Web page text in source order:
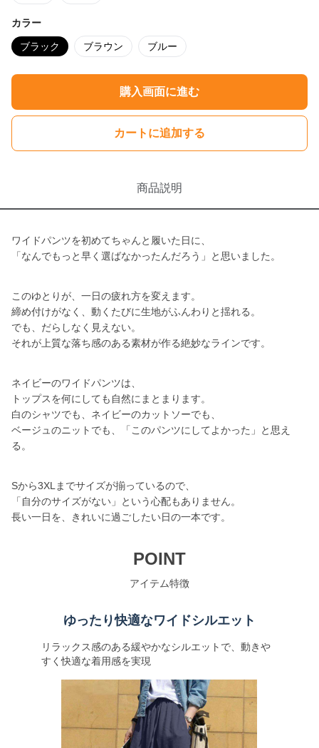
カラー
ブラック ブラウン ブルー
購入画面に進む
カートに追加する
商品説明
ワイドパンツを初めてちゃんと履いた日に、
「なんでもっと早く選ばなかったんだろう」と思いました。
このゆとりが、一日の疲れ方を変えます。
締め付けがなく、動くたびに生地がふんわりと揺れる。
でも、だらしなく見えない。
それが上質な落ち感のある素材が作る絶妙なラインです。
ネイビーのワイドパンツは、
トップスを何にしても自然にまとまります。
白のシャツでも、ネイビーのカットソーでも、
ベージュのニットでも、「このパンツにしてよかった」と思え
る。
Sから3XLまでサイズが揃っているので、
「自分のサイズがない」という心配もありません。
長い一日を、きれいに過ごしたい日の一本です。
POINT
アイテム特徴
ゆったり快適なワイドシルエット
リラックス感のある緩やかなシルエットで、動きや
すく快適な着用感を実現